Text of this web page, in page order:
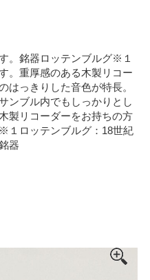
。銘器ロッテンブルグ※１
。重厚感のある木製リコー
はっきりした音色が特長。
ンブル内でもしっかりとし
製リコーダーをお持ちの方
１ロッテンブルグ：18世紀
器